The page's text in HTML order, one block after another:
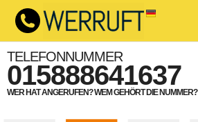
TELEFONNUMMER
015888641637
WER HAT ANGERUFEN? WEM GEHÖRT DIE NUMMER?